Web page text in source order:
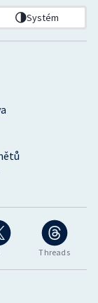
Threads
Systém